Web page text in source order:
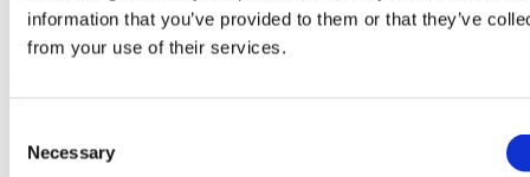
information that you’ve provided to them or that they’ve
from your use of their services.
Selection
Necessary
Tepelvoeringen
Tepelvoering passend voor Fullwood 20134